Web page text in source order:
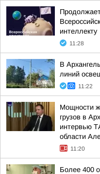
интеллекту
11:28
В
линий
11:22
Мощности
грузов в
интервью
области
11:20
Более 400